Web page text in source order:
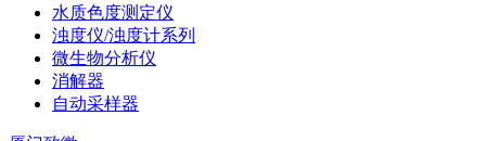
水质色度测定仪
浊度仪/浊度计系列
微生物分析仪
消解器
自动采样器